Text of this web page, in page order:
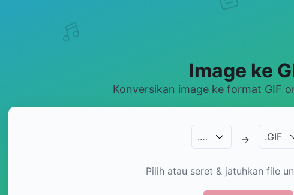
Image ke
Konversikan image ke format GIF
.… → .GIF
Pilih atau seret & jatuhkan file